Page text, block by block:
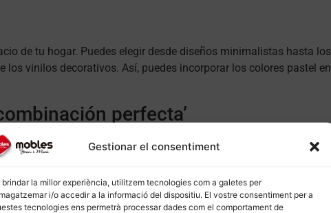
Gestionar el consentiment
brindar la millor experiència, utilitzem tecnologies com a galetes per
i/o accedir a la informació del dispositiu. El vostre consentiment per a
tecnologies ens permetrà processar dades com el comportament de
de tu hogar. Puedes elegir desde diseños minimalistas hasta
vinilos decorativos. Así, puedes incorporar los colores pastel
perfecta’
para transformar tu hogar. Los tonos pastel aportan
y reinventar la decoración de tu hogar de una manera fácil y
de vinilos decorativos en tonos pastel para que puedas